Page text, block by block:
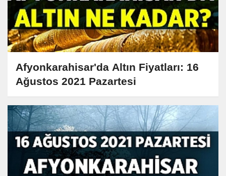
Afyonkarahisar'da Altın Fiyatları: 16
Ağustos 2021 Pazartesi